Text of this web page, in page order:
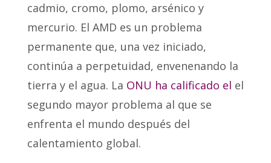
cadmio, cromo, plomo, arsénico y
mercurio. El AMD es un problema
permanente que, una vez iniciado,
continúa a perpetuidad, envenenando la
tierra y el agua. La ONU ha calificado el el
segundo mayor problema al que se
enfrenta el mundo después del
calentamiento global.